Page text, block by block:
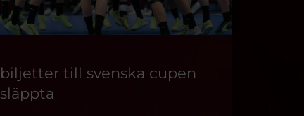
biljetter till svenska cupen
släppta